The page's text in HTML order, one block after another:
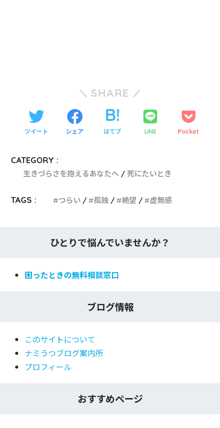
SHARE
ツイート シェア はてブ LINE Pocket
CATEGORY :
生きづらさを抱えるあなたへ 死にたいとき
TAGS : つらい 孤独 絶望 虚無感
ひとりで悩んでいませんか？
困ったときの無料相談窓口
ブログ情報
このサイトについて
ナミうつブログ案内所
プロフィール
おすすめページ